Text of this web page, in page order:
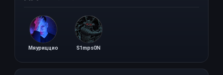
Мяуриццио S1mps0N